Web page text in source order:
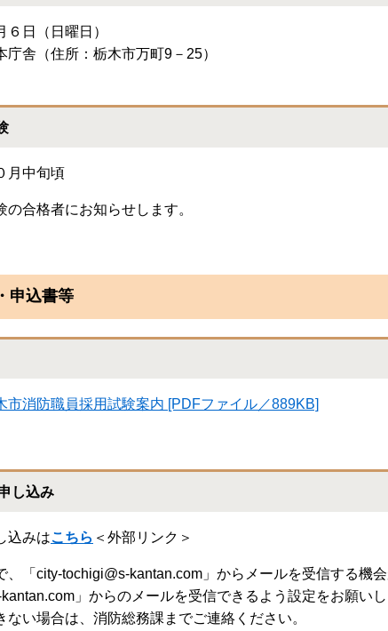
日（日曜日）
舎（住所：栃木市万町9－25）
験
月中旬頃
合格者にお知らせします。
申込書等
市消防職員採用試験案内 [PDFファイル／889KB]
し込み
込みはこちら ＜外部リンク＞
「city-tochigi@s-kantan.com」からメールを受信する機会
」からのメールを受信できるよう設定をお願いし
い場合は、消防総務課までご連絡ください。​